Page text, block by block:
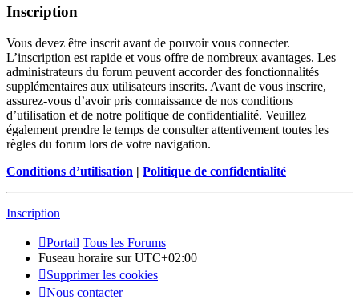
Inscription
Vous devez être inscrit avant de pouvoir vous connecter.
L’inscription est rapide et vous offre de nombreux avantages. Les
administrateurs du forum peuvent accorder des fonctionnalités
supplémentaires aux utilisateurs inscrits. Avant de vous inscrire,
assurez-vous d’avoir pris connaissance de nos conditions
d’utilisation et de notre politique de confidentialité. Veuillez
également prendre le temps de consulter attentivement toutes les
règles du forum lors de votre navigation.
Conditions d’utilisation | Politique de confidentialité
Inscription
Portail Tous les Forums
Fuseau horaire surUTC+02:00
Supprimer les cookies
Nous contacter